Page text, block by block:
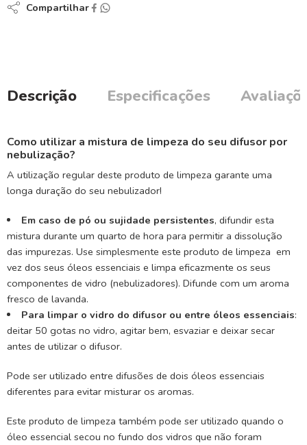
Compartilhar
Descrição Especificações
Como utilizar a mistura de limpeza do seu difusor por
nebulização?
A utilização regular deste produto de limpeza garante uma
longa duração do seu nebulizador!
Em caso de pó ou sujidade persistentes, difundir esta
mistura durante um quarto de hora para permitir a dissolução
das impurezas. Use simplesmente este produto de limpeza em
vez dos seus óleos essenciais e limpa eficazmente os seus
componentes de vidro (nebulizadores). Difunde com um aroma
fresco de lavanda.
Para limpar o vidro do difusor ou entre óleos essenciais:
deitar 50 gotas no vidro, agitar bem, esvaziar e deixar secar
antes de utilizar o difusor.
Pode ser utilizado entre difusões de dois óleos essenciais
diferentes para evitar misturar os aromas.
Este produto de limpeza também pode ser utilizado quando o
óleo essencial secou no fundo dos vidros que não foram